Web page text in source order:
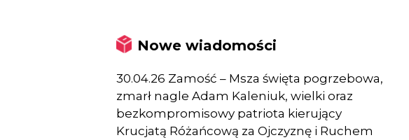
Nowe wiadomości
30.04.26 Zamość – Msza święta pogrzebowa,
zmarł nagle Adam Kaleniuk, wielki oraz
bezkompromisowy patriota kierujący
Krucjatą Różańcową za Ojczyznę i Ruchem